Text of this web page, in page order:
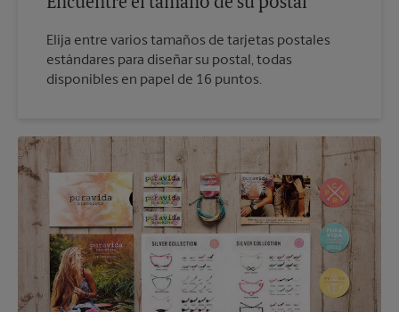
Encuentre el tamaño de su postal
Elija entre varios tamaños de tarjetas postales
estándares para diseñar su postal, todas
disponibles en papel de 16 puntos.